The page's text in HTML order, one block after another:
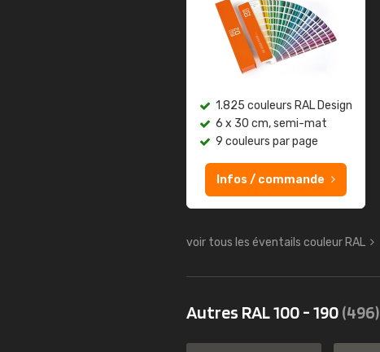
1.825 couleurs RAL Design
6 x 30 cm, semi-mat
9 couleurs par page
Infos / commande
voir tous les éventails couleur RAL
Autres RAL 100 - 190(496)